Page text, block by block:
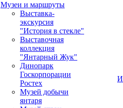
Музеи и маршруты
Выставка-
экскурсия
"История в стекле"
Выставочная
коллекция
"Янтарный Жук"
Динопарк
Госкорпорации
Ростех
Музей добычи
янтаря